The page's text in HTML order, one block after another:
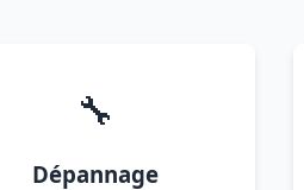
🔧
Dépannage